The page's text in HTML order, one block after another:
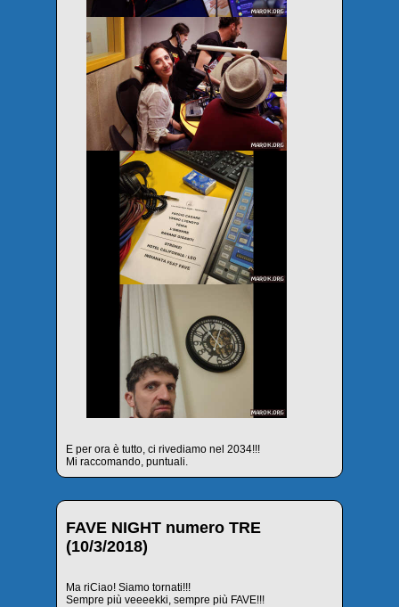
E per ora è tutto, ci rivediamo nel 2034!!!
Mi raccomando, puntuali.
FAVE NIGHT numero TRE
(10/3/2018)
Ma riCiao! Siamo tornati!!!
Sempre più veeeekki, sempre più FAVE!!!